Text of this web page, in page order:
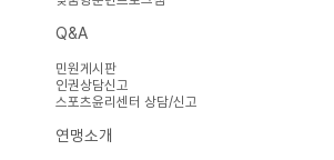
Q&A
민원게시판
인권상담신고
스포츠윤리센터 상담/신고
연맹소개